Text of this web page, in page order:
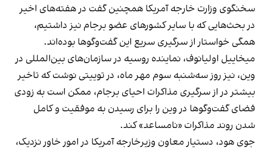
سخنگوی وزارت خارجه آمریکا همچنین گفت در هفته‌های اخیر
در بحث‌هایی که با سایر کشورهای عضو برجام نیز داشتیم،
همگی خواستار از سرگیری سریع این گفت‌وگوها بوده‌اند.
میخاییل اولیانوف، نماینده روسیه در سازمان‌های بین‌المللی در
وین، نیز روز سه‌شنبه سوم مهر ماه، در توییتی نوشت که تاخیر
بیشتر در از سرگیری مذاکرات احیای برجام، ممکن است به زودی
فضای گفت‌وگو‌ها در وین را برای رسیدن به موفقیت و کامل
شدن روند مذاکرات «نامساعد» کند.
جوی هود، دستیار معاون وزیرخارجه آمریکا در امور خاور نزدیک،